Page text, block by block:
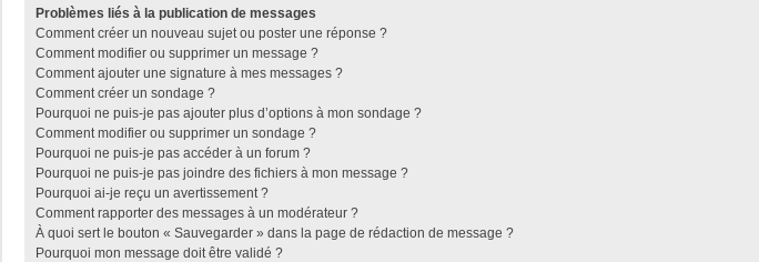
Problèmes liés à la publication de messages
Comment créer un nouveau sujet ou poster une réponse ?
Comment modifier ou supprimer un message ?
Comment ajouter une signature à mes messages ?
Comment créer un sondage ?
Pourquoi ne puis-je pas ajouter plus d’options à mon sondage ?
Comment modifier ou supprimer un sondage ?
Pourquoi ne puis-je pas accéder à un forum ?
Pourquoi ne puis-je pas joindre des fichiers à mon message ?
Pourquoi ai-je reçu un avertissement ?
Comment rapporter des messages à un modérateur ?
À quoi sert le bouton « Sauvegarder » dans la page de rédaction de message ?
Pourquoi mon message doit être validé ?